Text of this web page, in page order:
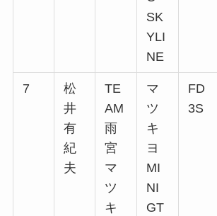
SK
YLI
NE
7
松
井
有
紀
夫
TE
AM
雨
宮
マ
ツ
キ
マ
ツ
キ
ヨ
MI
NI
GT
FD
3S